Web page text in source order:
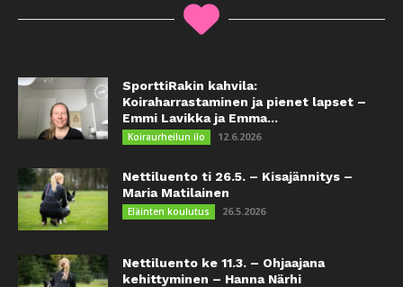
SporttiRakin kahvila:
Koiraharrastaminen ja pienet lapset –
Emmi Lavikka ja Emma...
Koiraurheilun ilo 12.6.2026
Nettiluento ti 26.5. – Kisajännitys –
Maria Matilainen
Eläinten koulutus 26.5.2026
Nettiluento ke 11.3. – Ohjaajana
kehittyminen – Hanna Närhi